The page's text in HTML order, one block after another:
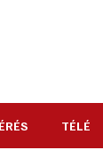
TÉLÉ